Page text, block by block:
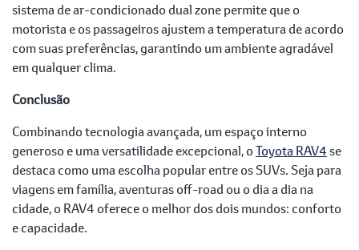
sistema de ar-condicionado dual zone permite que o
motorista e os passageiros ajustem a temperatura de acordo
com suas preferências, garantindo um ambiente agradável
em qualquer clima.
Conclusão
Combinando tecnologia avançada, um espaço interno
generoso e uma versatilidade excepcional, oToyota RAV4se
destaca como uma escolha popular entre os SUVs. Seja para
viagens em família, aventuras off-road ou o dia a dia na
cidade, o RAV4 oferece o melhor dos dois mundos: conforto
e capacidade.